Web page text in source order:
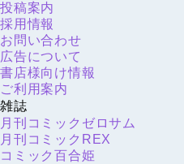
投稿案内
採用情報
お問い合わせ
広告について
書店様向け情報
ご利用案内
雑誌
月刊コミックゼロサム
月刊コミックREX
コミック百合姫